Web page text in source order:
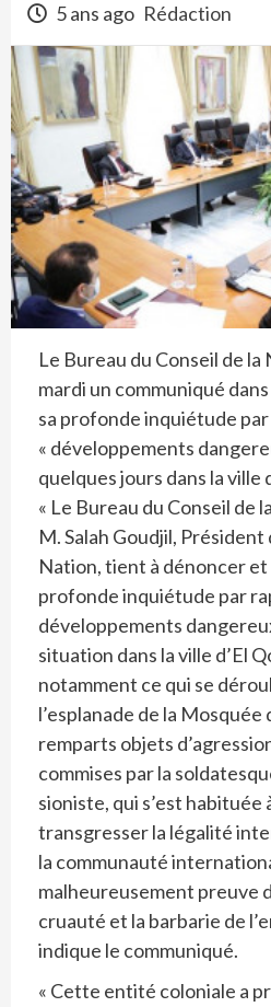
5 ans ago Rédaction
Le Bureau du Conseil de
mardi un communiqué
sa profonde inquiétude
« développements
quelques jours dans la ville
« Le Bureau du Conseil de
M. Salah Goudjil, Président
Nation, tient à dénoncer et
profonde inquiétude par
développements
situation dans la ville d’El
notamment ce qui se
l’esplanade de la Mosquée
remparts objets
commises par la
sioniste, qui s’est habituée
transgresser la légalité
la communauté
malheureusement preuve
cruauté et la barbarie de
indique le communiqué.
« Cette entité coloniale a